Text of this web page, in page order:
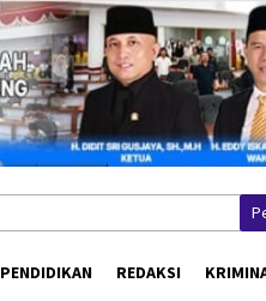
PENDIDIKAN REDAKSI